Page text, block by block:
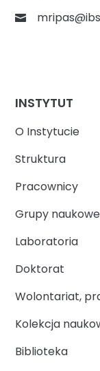
INSTYTUT
O Instytucie
Struktura
Pracownicy
Grupy naukowe
Laboratoria
Doktorat
Wolontariat,
Kolekcja
Biblioteka